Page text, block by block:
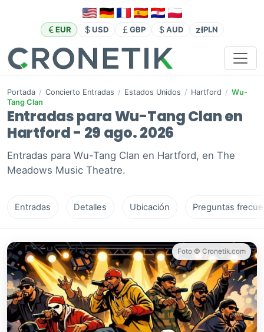
EUR USD GBP AUD złPLN
Portada / Concierto Entradas / Estados Unidos / Hartford / Wu-
Tang Clan
Entradas para Wu-Tang Clan en
Hartford - 29 ago. 2026
Entradas para Wu-Tang Clan en Hartford, en The
Meadows Music Theatre.
Entradas Detalles Ubicación Preguntas
Foto © Cronetik.com